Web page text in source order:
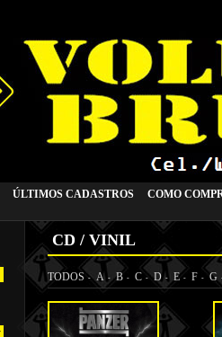
ÚLTIMOS CADASTROS
COMO
CD / VINIL